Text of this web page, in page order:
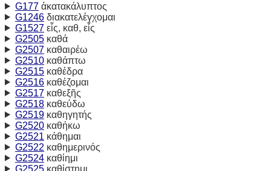
G177ἀκατακάλυπτος
G1246διακατελέγχομαι
G1527εἷς, καθ, εἷς
G2505καθά
G2507καθαιρέω
G2510καθάπτω
G2515καθέδρα
G2516καθέζομαι
G2517καθεξῆς
G2518καθεύδω
G2519καθηγητής
G2520καθήκω
G2521 κάθημαι
G2522 καθημερινός
G2524καθίημι
G2525καθίστημι